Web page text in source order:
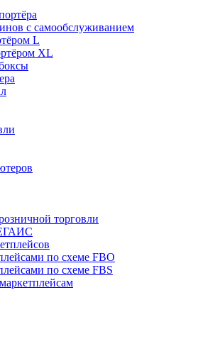
с самообслуживанием
L
XL
торговли
по схеме FBO
по схеме FBS